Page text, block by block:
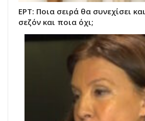
ΕΡΤ: Ποια σειρά θα συνεχίσει
σεζόν και ποια όχι;